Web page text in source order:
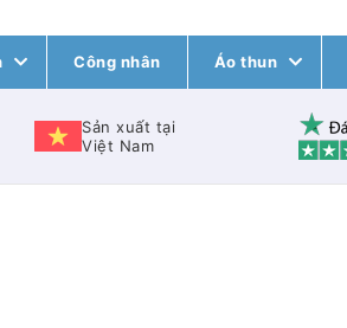
Công nhân Áo thun
Sản xuất tại
Việt Nam